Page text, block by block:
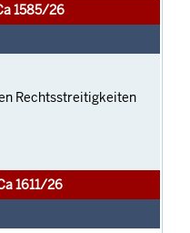
1585/26
Rechtsstreitigkeiten
1611/26